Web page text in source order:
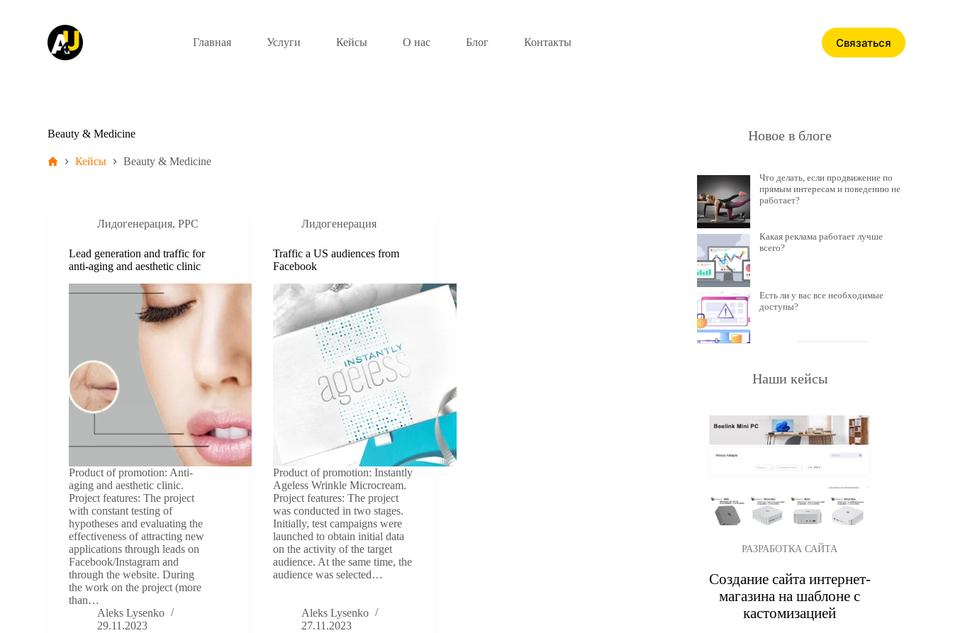
Главная Услуги Кейсы О нас Блог Контакты Связаться
Beauty & Medicine
Кейсы Beauty & Medicine
Лидогенерация,PPC
Lead generation and traffic for
anti-aging and aesthetic clinic
Product of promotion: Anti-
aging and aesthetic clinic.
Project features: The project
with constant testing of
hypotheses and evaluating the
effectiveness of attracting new
applications through leads on
Facebook/Instagram and
through the website. During
the work on the project (more
than…
Aleks Lysenko
29.11.2023
Лидогенерация
Traffic a US audiences from
Facebook
Product of promotion: Instantly
Ageless Wrinkle Microcream.
Project features: The project
was conducted in two stages.
Initially, test campaigns were
launched to obtain initial data
on the activity of the target
audience. At the same time, the
audience was selected…
Aleks Lysenko
27.11.2023
Новое в блоге
Что делать, если продвижение по
прямым интересам и поведению не
работает?
Какая реклама работает лучше
всего?
Есть ли у вас все необходимые
доступы?
Наши кейсы
РАЗРАБОТКА САЙТА
Создание сайта интернет-
магазина на шаблоне с
кастомизацией